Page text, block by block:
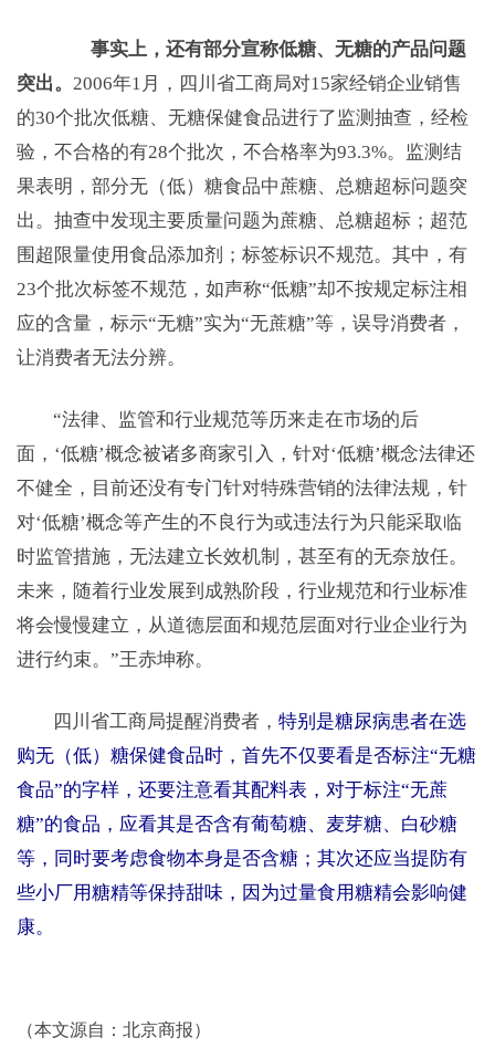
事实上，还有部分宣称低糖、无糖的产品问题
突出。 2006年1月，四川省工商局对15家经销企业销售
的30个批次低糖、无糖保健食品进行了监测抽查，经检
验，不合格的有28个批次，不合格率为93.3%。监测结
果表明，部分无（低）糖食品中蔗糖、总糖超标问题突
出。抽查中发现主要质量问题为蔗糖、总糖超标；超范
围超限量使用食品添加剂；标签标识不规范。其中，有
23个批次标签不规范，如声称“低糖”却不按规定标注相
应的含量，标示“无糖”实为“无蔗糖”等，误导消费者，
让消费者无法分辨。
“法律、监管和行业规范等历来走在市场的后
面，‘低糖’概念被诸多商家引入，针对‘低糖’概念法律还
不健全，目前还没有专门针对特殊营销的法律法规，针
对‘低糖’概念等产生的不良行为或违法行为只能采取临
时监管措施，无法建立长效机制，甚至有的无奈放任。
未来，随着行业发展到成熟阶段，行业规范和行业标准
将会慢慢建立，从道德层面和规范层面对行业企业行为
进行约束。”王赤坤称。
四川省工商局提醒消费者， 特别是糖尿病患者在选
购无（低）糖保健食品时，首先不仅要看是否标注“无糖
食品”的字样，还要注意看其配料表，对于标注“无蔗
糖”的食品，应看其是否含有葡萄糖、麦芽糖、白砂糖
等，同时要考虑食物本身是否含糖；其次还应当提防有
些小厂用糖精等保持甜味，因为过量食用糖精会影响健
康。
（本文源自：北京商报）